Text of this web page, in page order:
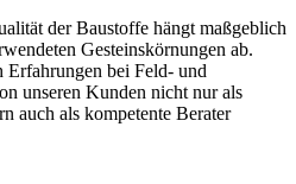
der Baustoffe hängt maßgeblich
Gesteinskörnungen ab.
Erfahrungen bei Feld- und
unseren Kunden nicht nur als
auch als kompetente Berater